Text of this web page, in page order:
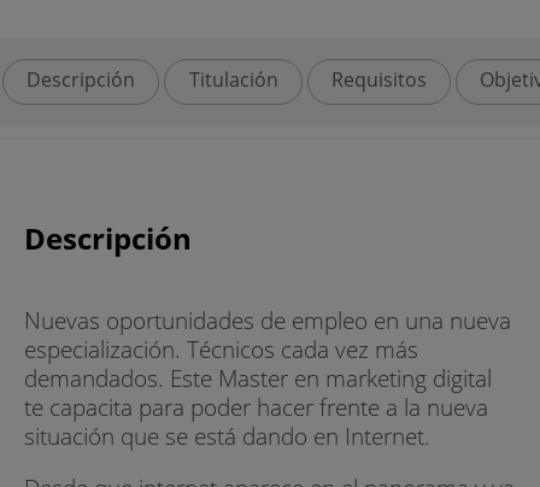
Descripción Titulación Requisitos
Descripción
Nuevas oportunidades de empleo en una nueva
especialización. Técnicos cada vez más
demandados. Este Master en marketing digital
te capacita para poder hacer frente a la nueva
situación que se está dando en Internet.